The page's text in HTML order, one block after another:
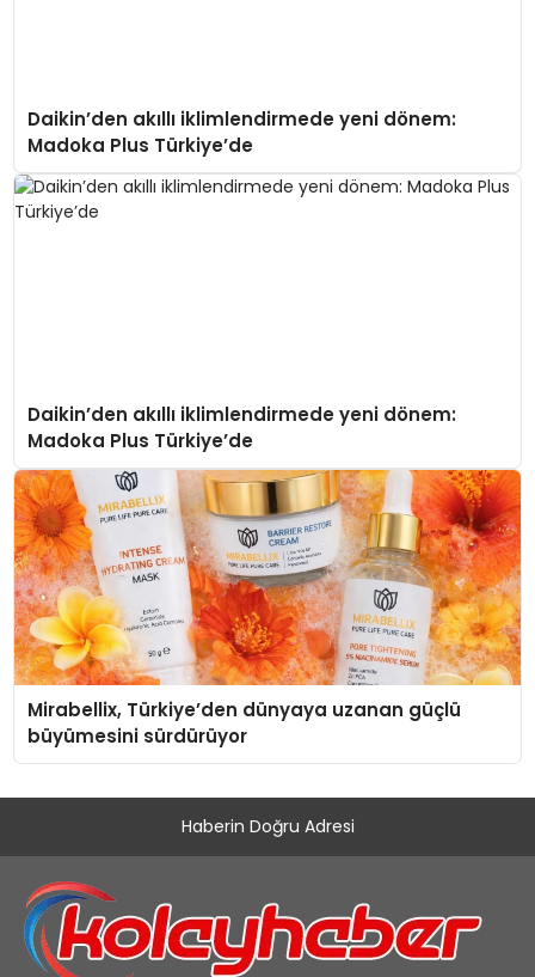
Daikin’den akıllı iklimlendirmede yeni dönem:
Madoka Plus Türkiye’de
Daikin’den akıllı iklimlendirmede yeni dönem:
Madoka Plus Türkiye’de
Mirabellix, Türkiye’den dünyaya uzanan güçlü
büyümesini sürdürüyor
Haberin Doğru Adresi